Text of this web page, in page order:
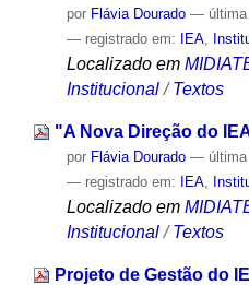
por Flávia Dourado —
— registrado em:
IEA,
Localizado em
Institucional / Textos
"A Nova Direção do
por Flávia Dourado —
— registrado em:
IEA,
Localizado em
Institucional /Textos
Projeto de Gestão do